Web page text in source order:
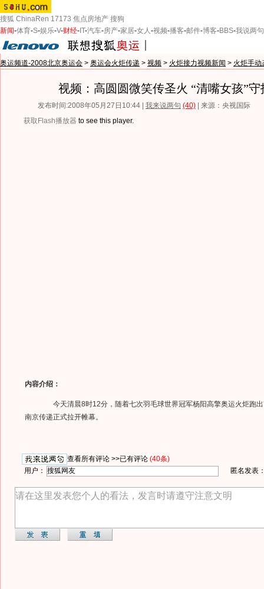
搜狐 ChinaRen 17173 焦点房地产 搜狗
新闻-体育-S-娱乐-V-财经- IT-汽车-房产-家居-女人-视频-播客-邮件-博客-BBS-我说两句
奥运频道-2008北京奥运会 > 奥运会火炬传递 > 视频 > 火炬接力视频新闻 > 火炬手动
视频：高圆圆微笑传圣火 “清嘴女孩”守
发布时间:2008年05月27日10:44 | 我来说两句 (40) | 来源：央视国际
获取Flash播放器 to see this player.
内容介绍：
今天清晨8时12分，随着七次羽毛球世界冠军杨阳高擎奥运火炬跑出
南京传递正式拉开帷幕。
查看所有评论 >>已有评论 (40条)
用户：
匿名发表